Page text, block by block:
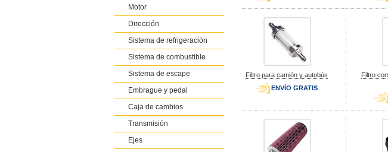
Motor
Dirección
Sistema de refrigeración
Sistema de combustible
Sistema de escape
Embrague y pedal
Caja de cambios
Transmisión
Ejes
Filtro para camión y autobús
ENVÍO GRATIS
Filtro